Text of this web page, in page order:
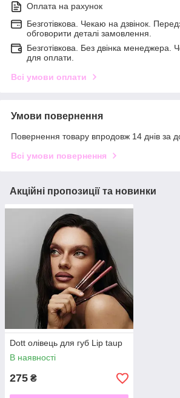
Оплата на рахунок
Безготівкова. Чекаю на дзвінок.
обговорити деталі замовлення.
Безготівкова. Без двінка менеджера.
для оплати.
Всі умови оплати
Умови повернення
Повернення товару впродовж 14 днів за
Всі умови повернення
Акційні пропозиції та новинки
Dott олівець для губ Lip taup
В наявності
275 ₴